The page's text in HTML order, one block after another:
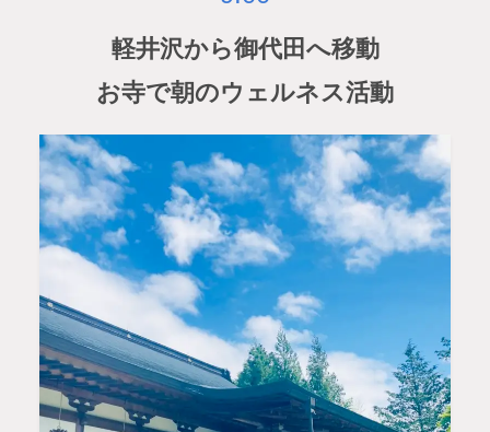
軽井沢から御代田へ移動
お寺で朝のウェルネス活動